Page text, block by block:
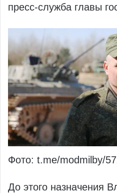
пресс‑служба главы
Фото: t.me/modmilby/
До этого назначения